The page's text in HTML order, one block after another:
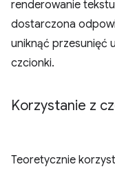
renderowanie
dostarczona
uniknąć przesunięć
czcionki.
Korzystanie z
Teoretycznie